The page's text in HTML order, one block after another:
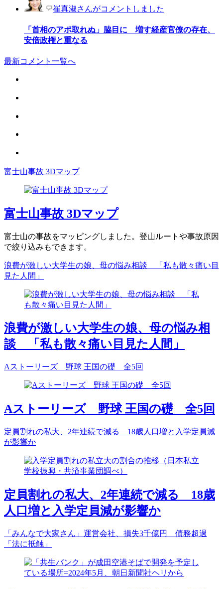
崔真淑さんがコメントしました
「首相のアポ取れぬ」脇目に 増す経産官僚の存在、
安倍政権と重なる
最新コメント一覧へ
富士山事故 3Dマップ
富士山事故 3Dマップ
富士山の事故をマッピングしました。登山ルートや事故原因
で絞り込みもできます。
浪費が激しい大学生の娘、母の悩み相談 「私も散々痛い目
見た人間」
浪費が激しい大学生の娘、母の悩み相
談 「私も散々痛い目見た人間」
Aストーリーズ 野球 王国の礎 全5回
Aストーリーズ 野球 王国の礎 全5回
定員割れの私大、2年連続で減る 18歳人口増と入学定員減
が影響か
定員割れの私大、2年連続で減る 18歳
人口増と入学定員減が影響か
「みんなで大家さん」運営会社、損失3千億円 債務超過
「法に抵触」